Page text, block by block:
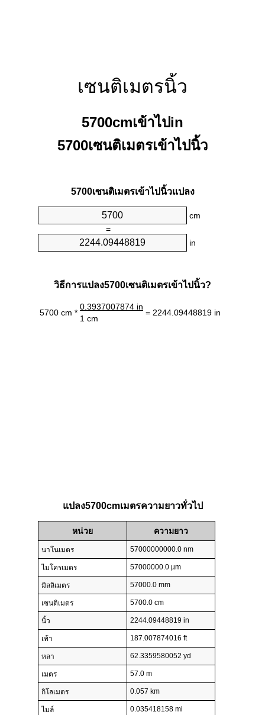
เซนติเมตรนิ้ว
5700cmเข้าไปin
5700เซนติเมตรเข้าไปนิ้ว
5700เซนติเมตรเข้าไปนิ้วแปลง
cm
=
in
วิธีการแปลง5700เซนติเมตรเข้าไปนิ้ว?
5700 cm *
0.3937007874 in
= 2244.09448819 in
1 cm
แปลง5700cmเมตรความยาวทั่วไป
หน่วย ความยาว
นาโนเมตร 57000000000.0 nm
ไมโครเมตร 57000000.0 µm
มิลลิเมตร 57000.0 mm
เซนติเมตร 5700.0 cm
นิ้ว 2244.09448819 in
เท้า 187.007874016 ft
หลา 62.3359580052 yd
เมตร 57.0 m
กิโลเมตร 0.057 km
ไมล์ 0.035418158 mi